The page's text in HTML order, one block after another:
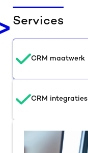
Services
CRM maatwerk
CRM integraties